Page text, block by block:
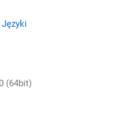
Języki
(64bit)